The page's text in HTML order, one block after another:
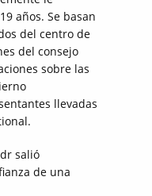
años. Se basan
del centro de
del consejo
sobre las
llevadas
salió
de una